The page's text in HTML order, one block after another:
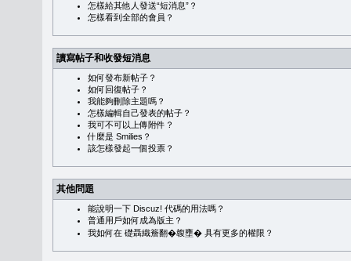
怎樣給其他人發送“短消息”？
怎樣看到全部的會員？
讀寫帖子和收發短消息
如何發布新帖子？
如何回復帖子？
我能夠刪除主題嗎？
怎樣編輯自己發表的帖子？
我可不可以上傳附件？
什麼是 Smilies？
該怎樣發起一個投票？
其他問題
能說明一下 Discuz! 代碼的用法嗎？
普通用戶如何成為版主？
我如何在 礎聶織簷翻�䪖壅� 具有更多的權限？